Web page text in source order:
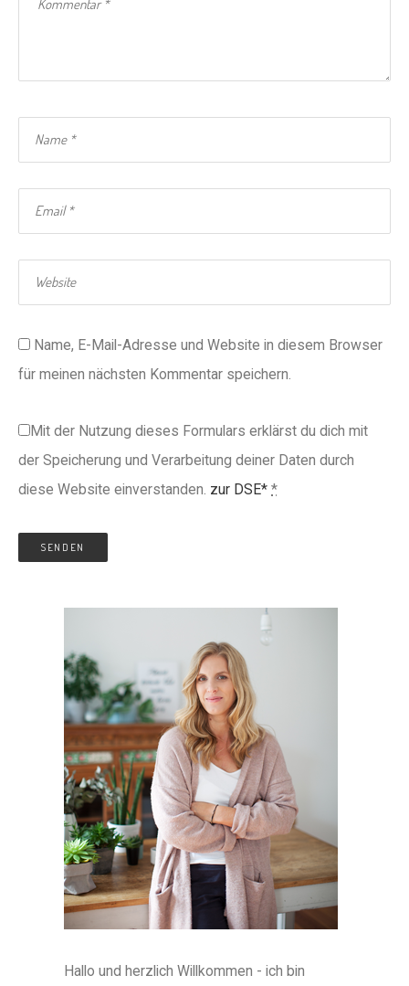
Name, E-Mail-Adresse und Website in diesem Browser
für meinen nächsten Kommentar speichern.
Mit der Nutzung dieses Formulars erklärst du dich mit
der Speicherung und Verarbeitung deiner Daten durch
diese Website einverstanden. zur DSE* *
Hallo und herzlich Willkommen - ich bin